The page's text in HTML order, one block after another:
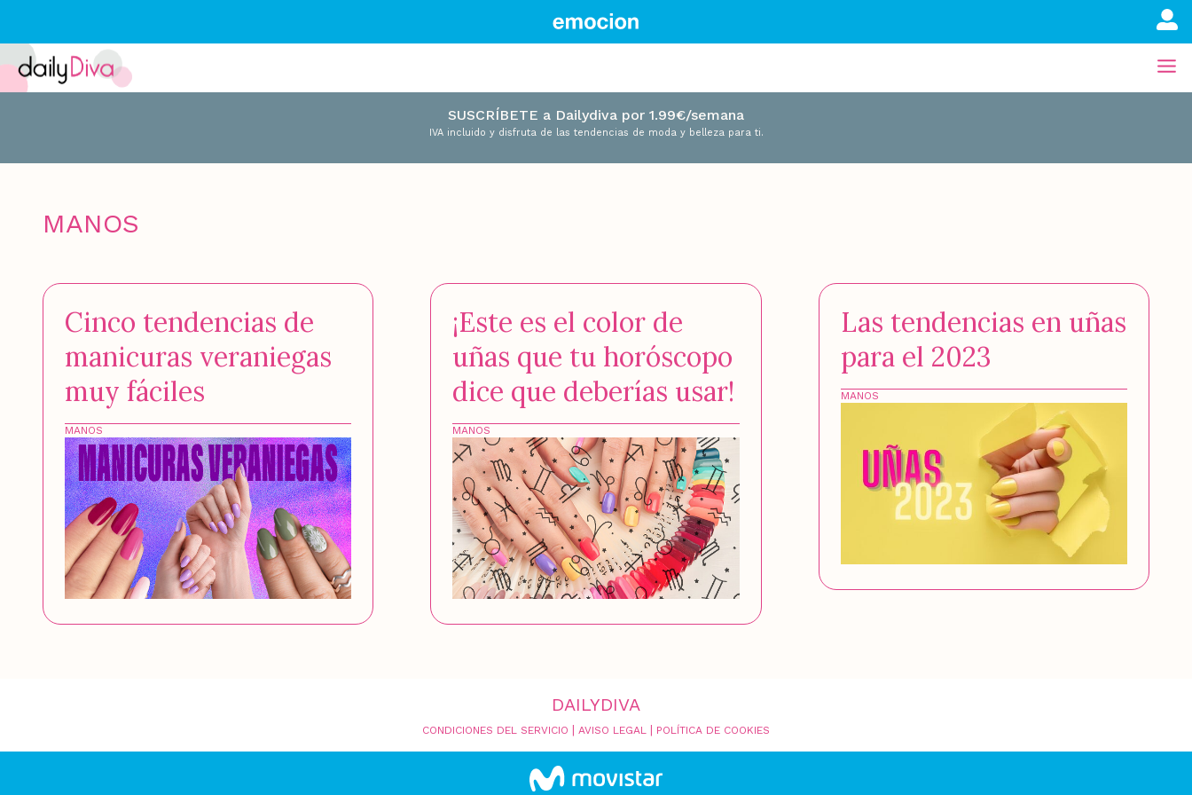
SUSCRÍBETE a Dailydiva por 1.99€/semana
IVA incluido y disfruta de las tendencias de moda y belleza para ti.
MANOS
MANOS
Cinco tendencias de
manicuras veraniegas
muy fáciles
MANOS
¡Este es el color de
uñas que tu horóscopo
dice que deberías usar!
MANOS
Las tendencias en uñas
para el 2023
DAILYDIVA
CONDICIONES DEL SERVICIO | AVISO LEGAL | POLÍTICA DE COOKIES